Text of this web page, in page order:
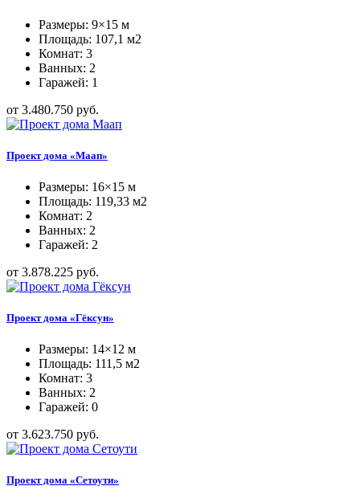
Размеры: 9×15 м
Площадь: 107,1 м2
Комнат: 3
Ванных: 2
Гаражей: 1
от 3.480.750 руб.
Проект дома «Маап»
Размеры: 16×15 м
Площадь: 119,33 м2
Комнат: 2
Ванных: 2
Гаражей: 2
от 3.878.225 руб.
Проект дома «Гёксун»
Размеры: 14×12 м
Площадь: 111,5 м2
Комнат: 3
Ванных: 2
Гаражей: 0
от 3.623.750 руб.
Проект дома «Сетоути»